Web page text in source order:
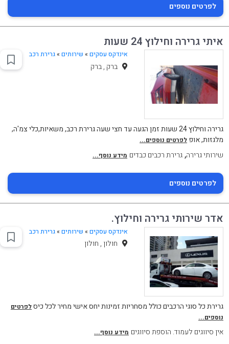
לפרטים נוספים
איתי גרירה וחילוץ 24 שעות
אינדקס עסקים » שירותים»גרירת רכב
ברק , ברק
גרירה וחילוץ 24 שעות זמן הגעה עד חצי שעה גרירת רכב, משאיות,כלי צמ'ה,
מלגזות, אופ לפרטים נוספים...
שירותי גרירה,גרירת רכבים כבדים מידע נוסף...
לפרטים נוספים
אדר שירותי גרירה וחילוץ.
אינדקס עסקים » שירותים»גרירת רכב
חולון , חולון
גרירת כל סוגי הרכבים כולל מסחריות זמינות יחס אישי מחיר לכל כיסלפרטים
נוספים...
אין סיווגים לעמוד. הוספת סיווגים מידע נוסף...